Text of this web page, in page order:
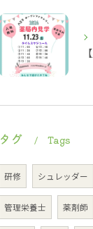
タグ Tags
研修 シュレッダー
管理栄養士 薬剤師